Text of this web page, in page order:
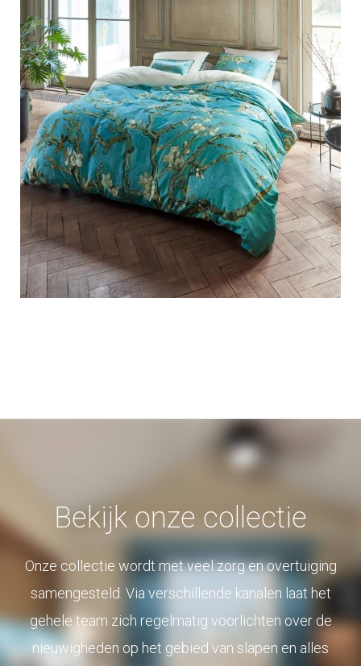
Bekijk onze collectie
Onze collectie wordt met veel zorg en overtuiging
samengesteld. Via verschillende kanalen laat het
gehele team zich regelmatig voorlichten over de
nieuwigheden op het gebied van slapen en alles